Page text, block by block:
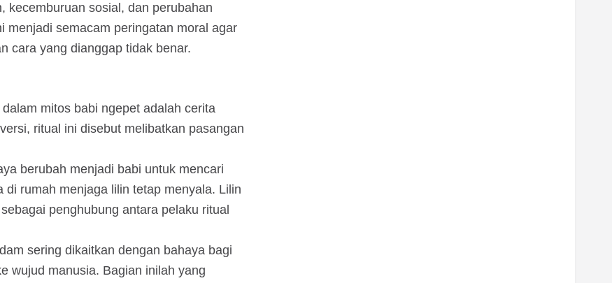
kecemburuan sosial, dan perubahan
menjadi semacam peringatan moral agar
cara yang dianggap tidak benar.
mitos babi ngepet adalah cerita
ritual ini disebut melibatkan pasangan
berubah menjadi babi untuk mencari
rumah menjaga lilin tetap menyala. Lilin
penghubung antara pelaku ritual
sering dikaitkan dengan bahaya bagi
wujud manusia. Bagian inilah yang